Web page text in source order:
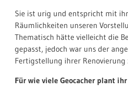
Sie ist urig und entspricht mit
Räumlichkeiten unseren
Thematisch hätte vielleicht die
gepasst, jedoch war uns der
Fertigstellung ihrer Renovierung
Für wie viele Geocacher plant